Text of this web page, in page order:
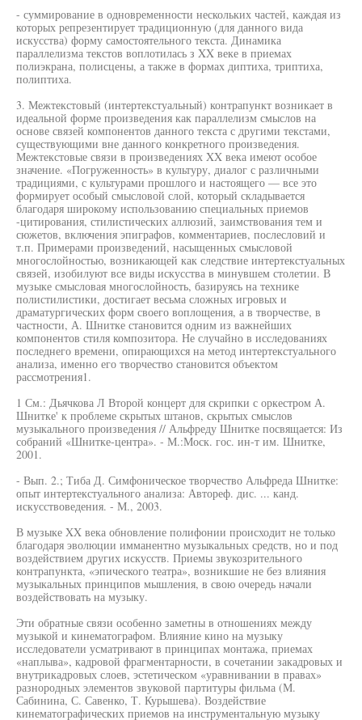
- суммирование в одновременности нескольких частей, каждая из
которых репрезентирует традиционную (для данного вида
искусства) форму самостоятельного текста. Динамика
параллелизма текстов воплотилась з XX веке в приемах
полиэкрана, полисцены, а также в формах диптиха, триптиха,
полиптиха.
3. Межтекстовый (интертекстуальный) контрапункт возникает в
идеальной форме произведения как параллелизм смыслов на
основе связей компонентов данного текста с другими текстами,
существующими вне данного конкретного произведения.
Межтекстовые связи в произведениях XX века имеют особое
значение. «Погруженность» в культуру, диалог с различными
традициями, с культурами прошлого и настоящего — все это
формирует особый смысловой слой, который складывается
благодаря широкому использованию специальных приемов
-цитирования, стилистических аллюзий, заимствования тем и
сюжетов, включения эпиграфов, комментариев, послесловий и
т.п. Примерами произведений, насыщенных смысловой
многослойностью, возникающей как следствие интертекстуальных
связей, изобилуют все виды искусства в минувшем столетии. В
музыке смысловая многослойность, базируясь на технике
полистилистики, достигает весьма сложных игровых и
драматургических форм своего воплощения, а в творчестве, в
частности, А. Шнитке становится одним из важнейших
компонентов стиля композитора. Не случайно в исследованиях
последнего времени, опирающихся на метод интертекстуального
анализа, именно его творчество становится объектом
рассмотрения1.
1 См.: Дьячкова Л Второй концерт для скрипки с оркестром А.
Шнитке' к проблеме скрытых штанов, скрытых смыслов
музыкального произведения // Альфреду Шнитке посвящается: Из
собраний «Шнитке-центра». - М.:Моск. гос. ин-т им. Шнитке,
2001.
- Вып. 2.; Тиба Д. Симфоническое творчество Альфреда Шнитке:
опыт интертекстуального анализа: Автореф. дис. ... канд.
искусствоведения. - М., 2003.
В музыке XX века обновление полифонии происходит не только
благодаря эволюции имманентно музыкальных средств, но и под
воздействием других искусств. Приемы звукозрительного
контрапункта, «эпического театра», возникшие не без влияния
музыкальных принципов мышления, в свою очередь начали
воздействовать на музыку.
Эти обратные связи особенно заметны в отношениях между
музыкой и кинематографом. Влияние кино на музыку
исследователи усматривают в принципах монтажа, приемах
«наплыва», кадровой фрагментарности, в сочетании закадровых и
внутрикадровых слоев, эстетическом «уравнивании в правах»
разнородных элементов звуковой партитуры фильма (М.
Сабинина, С. Савенко, Т. Курышева). Воздействие
кинематографических приемов на инструментальную музыку